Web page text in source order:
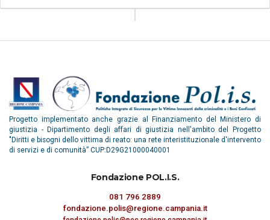
Progetto implementato anche grazie al Finanziamento del Ministero di
giustizia - Dipartimento degli affari di giustizia nell'ambito del Progetto
"Diritti e bisogni dello vittima di reato: una rete interistituzionale d'intervento
di servizi e di comunità” CUP:D29G21000040001
Fondazione POL.I.S.
081 796 2889
fondazione.polis@regione.campania.it